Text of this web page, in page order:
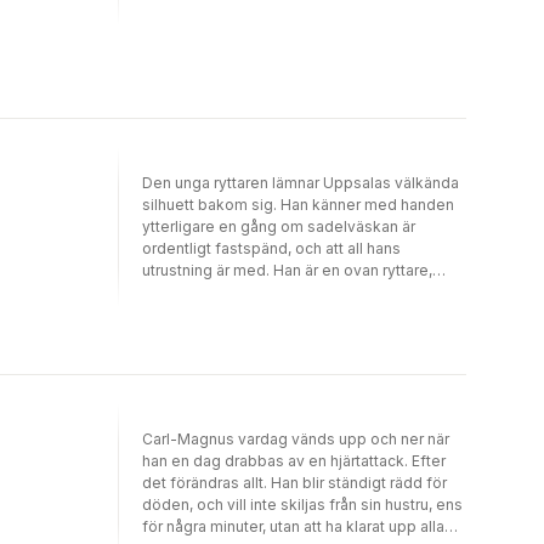
medbestämmandeförhandlingens praktiska
Den unga ryttaren lämnar Uppsalas välkända
silhuett bakom sig. Han känner med handen
ytterligare en gång om sadelväskan är
ordentligt fastspänd, och att all hans
utrustning är med. Han är en ovan ryttare,
1732 fortfarande är ett oskrivet blad i många
och påbörjat sina studier. Nu var han redo för
sin första resa, för att finna och katalogisera
Sveriges flora. Under resan ska han dock inte
bara släcka sin vetenskapliga nyfikenhets
törst, han ska också lära sig många läxor om
Carl-Magnus vardag vänds upp och ner när
han en dag drabbas av en hjärtattack. Efter
det förändras allt. Han blir ständigt rädd för
döden, och vill inte skiljas från sin hustru, ens
för några minuter, utan att ha klarat upp alla